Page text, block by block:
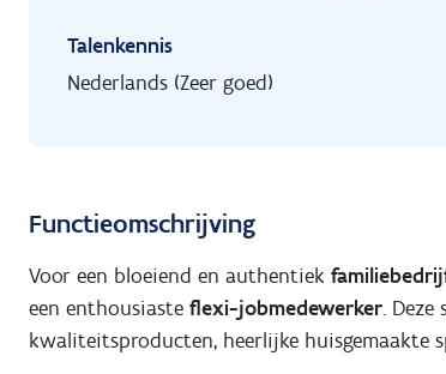
Talenkennis
Nederlands (Zeer goed)
Functieomschrijving
Voor een bloeiend en authentiek
een enthousiaste flexi-jobmedewerker. Deze
kwaliteitsproducten, heerlijke huisgemaakte